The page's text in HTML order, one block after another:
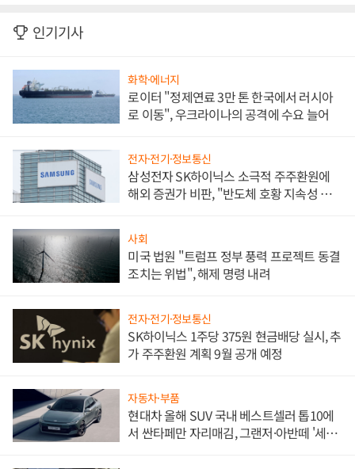
인기기사
화학·에너지
로이터 "정제연료 3만 톤 한국에서 러시아
로 이동", 우크라이나의 공격에 수요 늘어
전자·전기·정보통신
삼성전자 SK하이닉스 소극적 주주환원에
해외 증권가 비판, "반도체 호황 지속성 의
사회
미국 법원 "트럼프 정부 풍력 프로젝트 동결
조치는 위법", 해제 명령 내려
전자·전기·정보통신
SK하이닉스 1주당 375원 현금배당 실시, 추
가 주주환원 계획 9월 공개 예정
자동차·부품
현대차 올해 SUV 국내 베스트셀러 톱10에
서 싼타페만 자리매김, 그랜저·아반떼 '세단